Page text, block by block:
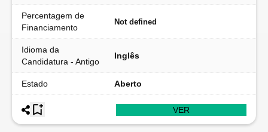
Percentagem de
Financiamento
Not defined
Idioma da
Candidatura - Antigo
Inglês
Estado Aberto
VER